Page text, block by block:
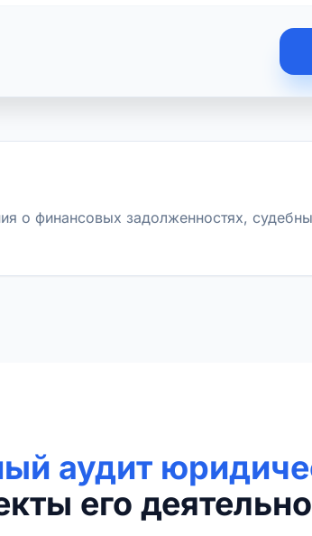
о финансовых задолженностях,
аудит
его